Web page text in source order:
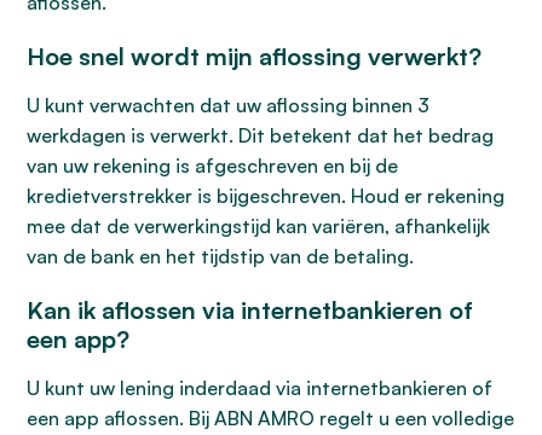
Hoe snel wordt mijn aflossing verwerkt?
U kunt verwachten dat uw aflossing binnen 3
werkdagen is verwerkt. Dit betekent dat het bedrag
van uw rekening is afgeschreven en bij de
kredietverstrekker is bijgeschreven. Houd er rekening
mee dat de verwerkingstijd kan variëren, afhankelijk
van de bank en het tijdstip van de betaling.
Kan ik aflossen via internetbankieren of
een app?
U kunt uw lening inderdaad via internetbankieren of
een app aflossen. Bij ABN AMRO regelt u een volledige